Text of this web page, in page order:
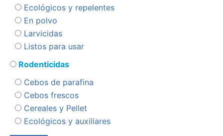
Ecológicos y repelentes
En polvo
Larvicidas
Listos para usar
Rodenticidas
Cebos de parafina
Cebos frescos
Cereales y Pellet
Ecológicos y auxiliares